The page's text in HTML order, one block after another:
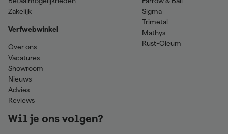
Zakelijk
Verfwebwinkel
Over ons
Vacatures
Showroom
Nieuws
Advies
Reviews
Sigma
Trimetal
Mathys
Rust-Oleum
Wil je ons volgen?